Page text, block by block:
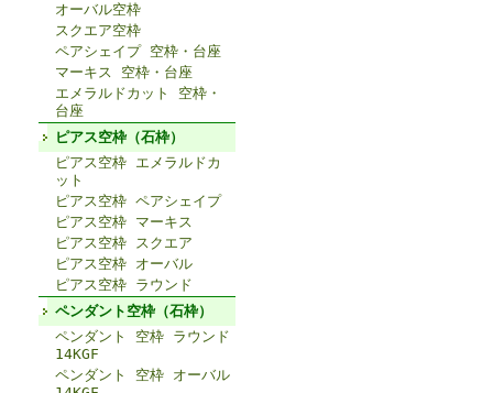
オーバル空枠
スクエア空枠
ペアシェイプ 空枠・台座
マーキス 空枠・台座
エメラルドカット 空枠・
台座
ピアス空枠（石枠）
ピアス空枠 エメラルドカ
ット
ピアス空枠 ペアシェイプ
ピアス空枠 マーキス
ピアス空枠 スクエア
ピアス空枠 オーバル
ピアス空枠 ラウンド
ペンダント空枠（石枠）
ペンダント 空枠 ラウンド
14KGF
ペンダント 空枠 オーバル